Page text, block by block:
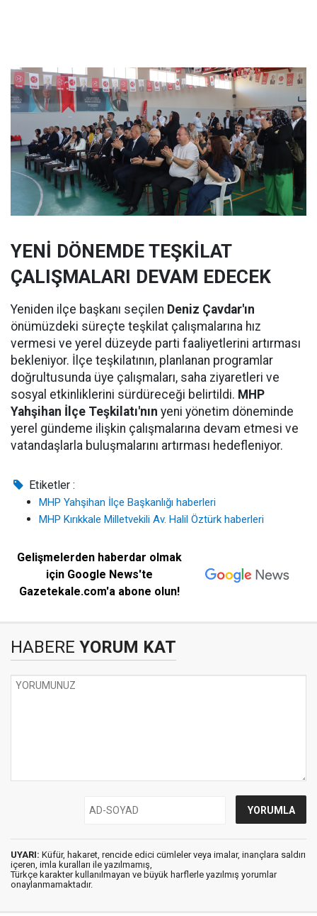
YENİ DÖNEMDE TEŞKİLAT
ÇALIŞMALARI DEVAM EDECEK
Yeniden ilçe başkanı seçilen Deniz Çavdar'ın
önümüzdeki süreçte teşkilat çalışmalarına hız
vermesi ve yerel düzeyde parti faaliyetlerini artırması
bekleniyor. İlçe teşkilatının, planlanan programlar
doğrultusunda üye çalışmaları, saha ziyaretleri ve
sosyal etkinliklerini sürdüreceği belirtildi. MHP
Yahşihan İlçe Teşkilatı'nın yeni yönetim döneminde
yerel gündeme ilişkin çalışmalarına devam etmesi ve
vatandaşlarla buluşmalarını artırması hedefleniyor.
Etiketler :
MHP Yahşihan İlçe Başkanlığı haberleri
MHP Kırıkkale Milletvekili Av. Halil Öztürk haberleri
Gelişmelerden haberdar olmak
için Google News'te
Gazetekale.com'a abone olun!
HABERE YORUM KAT
UYARI: Küfür, hakaret, rencide edici cümleler veya imalar, inançlara saldırı
içeren, imla kuralları ile yazılmamış,
Türkçe karakter kullanılmayan ve büyük harflerle yazılmış yorumlar
onaylanmamaktadır.